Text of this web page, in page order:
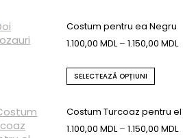
Costum pentru ea Negru
1.100,00MDL– 1.150,00MDL
SELECTEAZĂ OPȚIUNI
Costum Turcoaz pentru el
1.100,00MDL– 1.150,00MDL